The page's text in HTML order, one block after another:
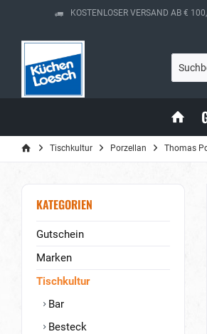
KOSTENLOSER VERSAND AB €
Tischkultur Porzellan Thomas
KATEGORIEN
Gutschein
Marken
Tischkultur
Bar
Besteck